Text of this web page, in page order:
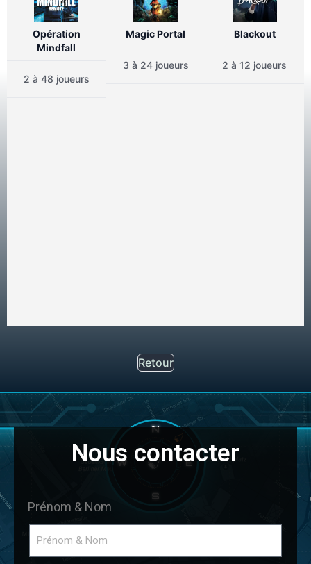
Opération
Mindfall
2 à 48 joueurs
Magic Portal
3 à 24 joueurs
Blackout
2 à 12 joueurs
Retour
Nous contacter
Prénom & Nom